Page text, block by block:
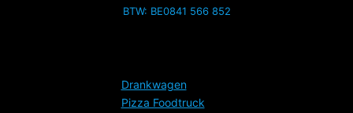
BTW: BE0841 566 852
Drankwagen
Pizza Foodtruck